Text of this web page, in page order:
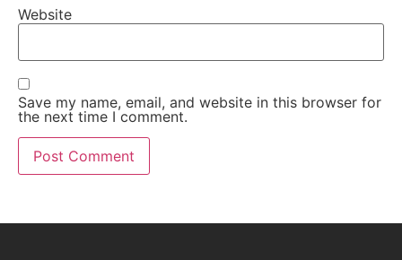
Website
Save my name, email, and website in this browser for
the next time I comment.